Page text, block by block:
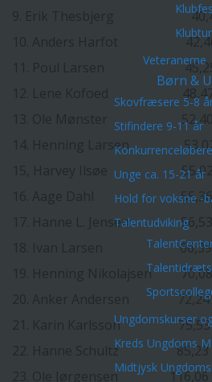
Veteranerne
Børn &
Skovfræsere 5-8
Stifindere 9-11 år
Unge ca. 15-21 år
Hold for voksne -
Talentudviking
Ungdomskurser
Kreds Ungdoms
Midtjysk
9. Erik Thesbjerg
10. Anders Harfot
11. Poul Larsen 45,25
12. Lene Kofoed 48,47
13. Ole Mønster 52,40
14. Henning Larsen 53,02
15, Harvey Ilsøe 55,02
16. Aage Dahl 55,36
17. Hanne L. Jensen 56,53
18. Ivan Larsen 66,39
19. Henning Nikolajsen 70,08
20. Anker Andersen 72,24
21. Karin Karlsson 75,53
22. Hanne Schultz 85,23
23. Ole Jørgensen 116,06